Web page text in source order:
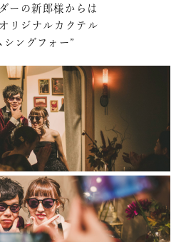
ーの新郎様からは
リジナルカクテル
シングフォー”